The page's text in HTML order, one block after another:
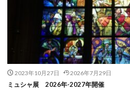
2023年10月27日 2026年7月29日
ミュシャ展 2026年-2027年開催